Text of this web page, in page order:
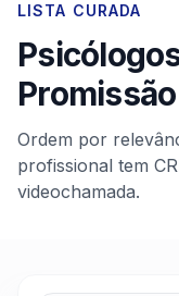
LISTA CURADA
Promissão
Ordem por
profissional tem
videochamada.